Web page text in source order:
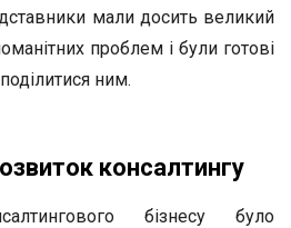
мали досить великий
проблем і були готові
ним.
консалтингу
бізнесу було